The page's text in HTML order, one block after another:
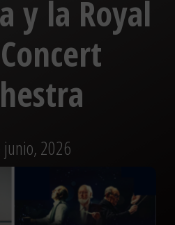
y la Royal
junio, 2026